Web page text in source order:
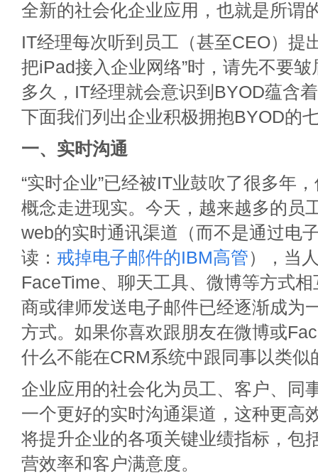
全新的社会化企业应用，也就是所谓
IT经理每次听到员工（甚至CEO）提
把iPad接入企业网络”时，请先不要
多久，IT经理就会意识到BYOD蕴含
下面我们列出企业积极拥抱BYOD的
一、实时沟通
“实时企业”已经被IT业鼓吹了很多年
概念走进现实。今天，越来越多的员
web的实时通讯渠道（而不是通过电
读： 戒掉电子邮件的IBM高管），当
FaceTime、聊天工具、微博等方式
商或律师发送电子邮件已经逐渐成为
方式。如果你喜欢跟朋友在微博或
什么不能在CRM系统中跟同事以类似
企业应用的社会化为员工、客户、同
一个更好的实时沟通渠道，这种更高
将提升企业的各项关键业绩指标，包
营效率和客户满意度。